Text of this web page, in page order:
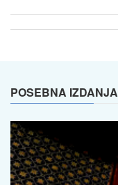
POSEBNA IZDANJA